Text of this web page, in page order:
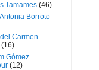
Tamames (46)
Borroto
Carmen
(16)
Gómez
(12)